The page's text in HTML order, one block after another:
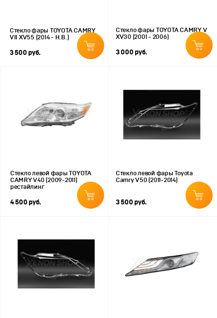
Стекло фары TOYOTA CAMRY
VII XV55 (2014 - Н.В.)
3 500 руб.
Стекло фары TOYOTA CAMRY V
XV30 (2001 - 2006)
3 000 руб.
Стекло левой фары TOYOTA
CAMRY V40 (2009-2011)
рестайлинг
4 500 руб.
Стекло левой фары Toyota
Camry V50 (2011-2014)
3 500 руб.